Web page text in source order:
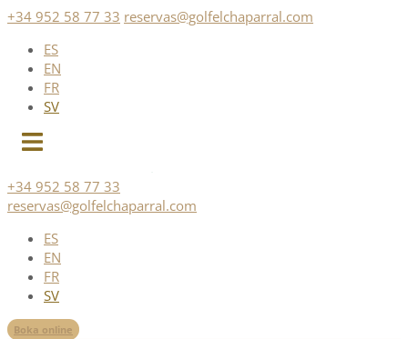
Skip
content
+34 952 58 77 33 reservas@golfelchaparral.com
ES
EN
FR
SV
+34 952 58 77 33
reservas@golfelchaparral.com
ES
EN
FR
SV
Boka online